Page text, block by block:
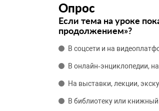
Опрос
Если тема на уроке
продолжением»?
В соцсети и на
В онлайн‑энциклопедии,
На выставки, лекции,
В библиотеку или